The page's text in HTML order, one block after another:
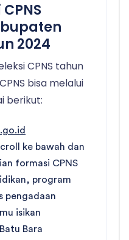
2024
CPNS tahun
bisa melalui
berikut:
ke bawah dan
formasi CPNS
program
pengadaan
isikan
Bara